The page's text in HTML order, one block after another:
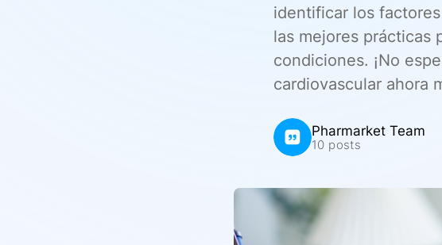
identificar los
las mejores prácticas
condiciones. ¡No
cardiovascular ahora
Pharmarket Team
10 posts